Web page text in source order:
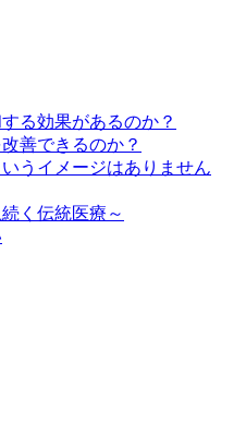
る効果があるのか？
善できるのか？
うイメージはありません
く伝統医療～